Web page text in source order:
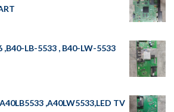
,B40-LB-5533 , B40-LW-5533
,A40LW5533,LED TV